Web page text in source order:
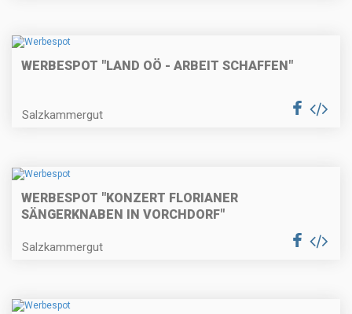
WERBESPOT "LAND OÖ - ARBEIT SCHAFFEN"
Salzkammergut
WERBESPOT "KONZERT FLORIANER
SÄNGERKNABEN IN VORCHDORF"
Salzkammergut